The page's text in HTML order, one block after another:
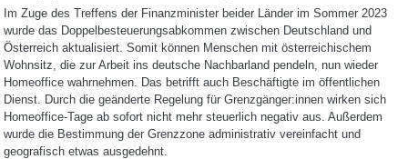
Im Zuge des Treffens der Finanzminister beider Länder im Sommer 2023
wurde das Doppelbesteuerungsabkommen zwischen Deutschland und
Österreich aktualisiert. Somit können Menschen mit österreichischem
Wohnsitz, die zur Arbeit ins deutsche Nachbarland pendeln, nun wieder
Homeoffice wahrnehmen. Das betrifft auch Beschäftigte im öffentlichen
Dienst. Durch die geänderte Regelung für Grenzgänger:innen wirken sich
Homeoffice-Tage ab sofort nicht mehr steuerlich negativ aus. Außerdem
wurde die Bestimmung der Grenzzone administrativ vereinfacht und
geografisch etwas ausgedehnt.